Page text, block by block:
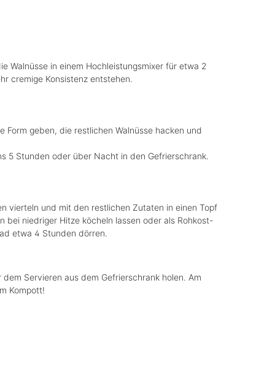
Walnüsse in einem Hochleistungsmixer für etwa 2
cremige Konsistenz entstehen.
Form geben, die restlichen Walnüsse hacken und
5 Stunden oder über Nacht in den Gefrierschrank.
vierteln und mit den restlichen Zutaten in einen Topf
bei niedriger Hitze köcheln lassen oder als Rohkost-
etwa 4 Stunden dörren.
Servieren aus dem Gefrierschrank holen. Am
Kompott!